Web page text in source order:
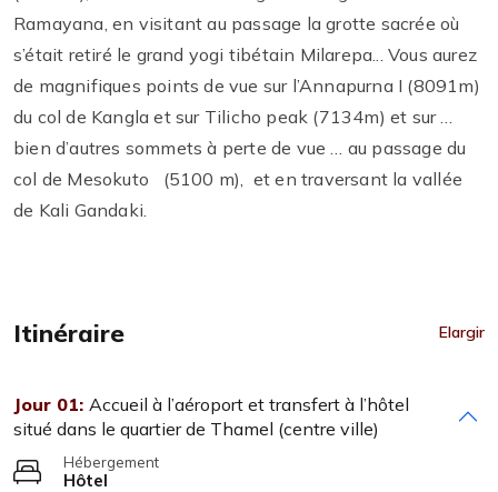
Ramayana, en visitant au passage la grotte sacrée où
s’était retiré le grand yogi tibétain Milarepa... Vous aurez
de magnifiques points de vue sur l’Annapurna I (8091m)
du col de Kangla et sur Tilicho peak (7134m) et sur …
bien d’autres sommets à perte de vue … au passage du
col de Mesokuto (5100 m), et en traversant la vallée
de Kali Gandaki.
Itinéraire Elargir
Jour 01: Accueil à l’aéroport et transfert à l’hôtel
situé dans le quartier de Thamel (centre ville)
Hébergement
Hôtel